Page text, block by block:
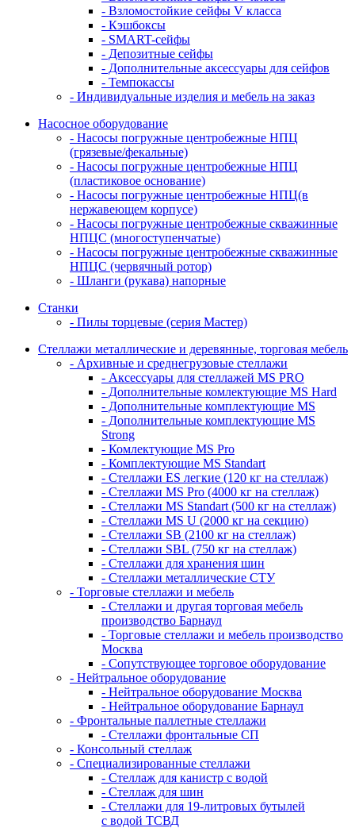
- Взломостойкие сейфы V класса
- Кэшбоксы
- SMART-сейфы
- Депозитные сейфы
- Дополнительные аксессуары для сейфов
- Темпокассы
- Индивидуальные изделия и мебель на заказ
Насосное оборудование
- Насосы погружные центробежные НПЦ
(грязевые/фекальные)
- Насосы погружные центробежные НПЦ
(пластиковое основание)
- Насосы погружные центробежные НПЦ(в
нержавеющем корпусе)
- Насосы погружные центробежные скважинные
НПЦС (многоступенчатые)
- Насосы погружные центробежные скважинные
НПЦС (червячный ротор)
- Шланги (рукава) напорные
Станки
- Пилы торцевые (серия Мастер)
Стеллажи металлические и деревянные, торговая мебель
- Архивные и среднегрузовые стеллажи
- Аксессуары для стеллажей MS PRO
- Дополнительные комлектующие MS Hard
- Дополнительные комплектующие MS
- Дополнительные комплектующие MS
Strong
- Комлектующие MS Pro
- Комплектующие MS Standart
- Стеллажи ES легкие (120 кг на стеллаж)
- Стеллажи MS Pro (4000 кг на стеллаж)
- Стеллажи MS Standart (500 кг на стеллаж)
- Стеллажи MS U (2000 кг на секцию)
- Стеллажи SB (2100 кг на стеллаж)
- Стеллажи SBL (750 кг на стеллаж)
- Стеллажи для хранения шин
- Стеллажи металлические СТУ
- Торговые стеллажи и мебель
- Стеллажи и другая торговая мебель
производство Барнаул
- Торговые стеллажи и мебель производство
Москва
- Сопутствующее торговое оборудование
- Нейтральное оборудование
- Нейтральное оборудование Москва
- Нейтральное оборудование Барнаул
- Фронтальные паллетные стеллажи
- Стеллажи фронтальные СП
- Консольный стеллаж
- Специализированные стеллажи
- Стеллаж для канистр с водой
- Стеллаж для шин
- Стеллажи для 19-литровых бутылей
с водой ТСВД